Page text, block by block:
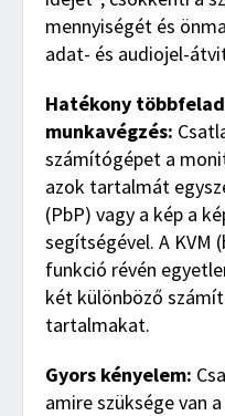
mennyiségét és
adat- és audiojel-
Hatékony
munkavégzés:
számítógépet a
azok tartalmát
(PbP) vagy a kép a
segítségével. A KVM
funkció révén
két különböző
tartalmakat.
Gyors kényelem:
amire szüksége van